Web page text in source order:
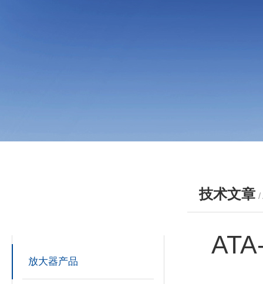
放大器产品
技术文章 /